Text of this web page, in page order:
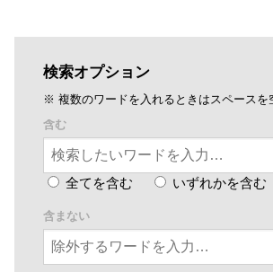
検索オプション
※ 複数のワードを入れるときはスペースを
含む
全てを含む いずれかを含む
含まない